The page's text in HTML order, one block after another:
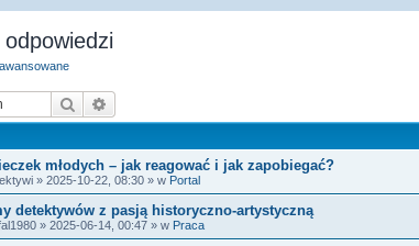
Szukaj
młodych – jak reagować i jak zapobiegać?
» 2025-10-22, 08:30 » w Portal
detektywów z pasją historyczno-artystyczną
» 2025-06-14, 00:47 » w Praca